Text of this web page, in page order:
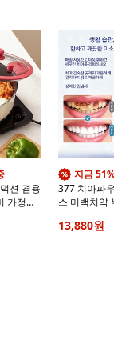
션 겸용
가정용
지금
377 치아파
스 미백치약
13,880원